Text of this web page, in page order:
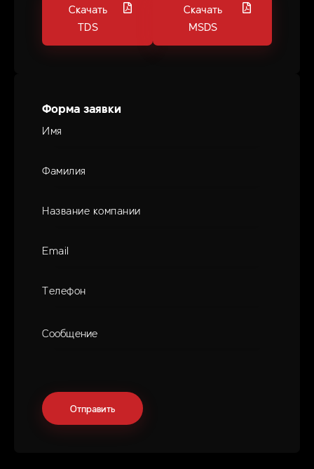
Скачать
TDS
Скачать
MSDS
Форма заявки